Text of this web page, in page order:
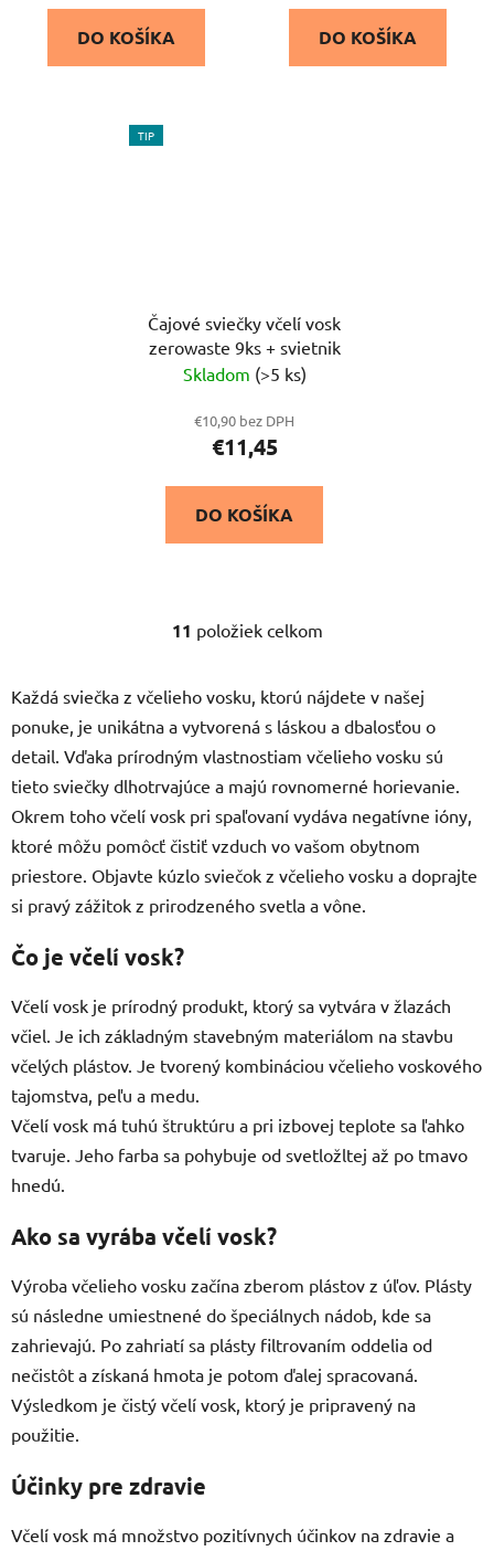
DO KOŠÍKA DO KOŠÍKA
TIP
Čajové sviečky včelí vosk
zerowaste 9ks + svietnik
Skladom (>5 ks)
€10,90 bez DPH
€11,45
DO KOŠÍKA
O
l
á
d
a
c
i
e
p
r
v
ý
p
s
11 položiek celkom
Každá sviečka z včelieho vosku, ktorú nájdete v našej
ponuke, je unikátna a vytvorená s láskou a dbalosťou o
detail. Vďaka prírodným vlastnostiam včelieho vosku sú
tieto sviečky dlhotrvajúce a majú rovnomerné horievanie.
Okrem toho včelí vosk pri spaľovaní vydáva negatívne ióny,
ktoré môžu pomôcť čistiť vzduch vo vašom obytnom
priestore. Objavte kúzlo sviečok z včelieho vosku a doprajte
si pravý zážitok z prirodzeného svetla a vône.
Čo je včelí vosk?
Včelí vosk je prírodný produkt, ktorý sa vytvára v žlazách
včiel. Je ich základným stavebným materiálom na stavbu
včelých plástov. Je tvorený kombináciou včelieho voskového
tajomstva, peľu a medu.
Včelí vosk má tuhú štruktúru a pri izbovej teplote sa ľahko
tvaruje. Jeho farba sa pohybuje od svetložltej až po tmavo
hnedú.
Ako sa vyrába včelí vosk?
Výroba včelieho vosku začína zberom plástov z úľov. Plásty
sú následne umiestnené do špeciálnych nádob, kde sa
zahrievajú. Po zahriatí sa plásty filtrovaním oddelia od
nečistôt a získaná hmota je potom ďalej spracovaná.
Výsledkom je čistý včelí vosk, ktorý je pripravený na
použitie.
Účinky pre zdravie
Včelí vosk má množstvo pozitívnych účinkov na zdravie a